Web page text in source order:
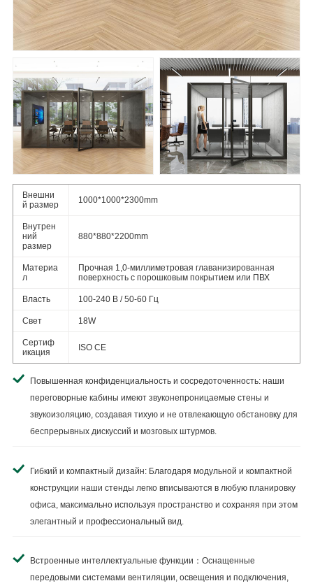
Внешни
й размер
1000*1000*2300mm
Внутрен
ний
размер
880*880*2200mm
Материа
л
Прочная 1,0-миллиметровая главанизированная
поверхность с порошковым покрытием или ПВХ
Власть 100-240 В / 50-60 Гц
Свет 18W
Сертиф
икация
ISO CE
Повышенная конфиденциальность и сосредоточенность: наши
переговорные кабины имеют звуконепроницаемые стены и
звукоизоляцию, создавая тихую и не отвлекающую обстановку для
беспрерывных дискуссий и мозговых штурмов.
Гибкий и компактный дизайн: Благодаря модульной и компактной
конструкции наши стенды легко вписываются в любую планировку
офиса, максимально используя пространство и сохраняя при этом
элегантный и профессиональный вид.
Встроенные интеллектуальные функции：Оснащенные
передовыми системами вентиляции, освещения и подключения,